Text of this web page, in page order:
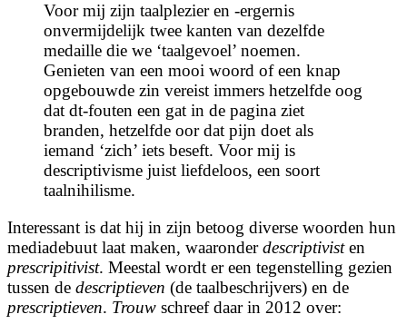
Voor mij zijn taalplezier en -ergernis
onvermijdelijk twee kanten van dezelfde
medaille die we ‘taalgevoel’ noemen.
Genieten van een mooi woord of een knap
opgebouwde zin vereist immers hetzelfde oog
dat dt-fouten een gat in de pagina ziet
branden, hetzelfde oor dat pijn doet als
iemand ‘zich’ iets beseft. Voor mij is
descriptivisme juist liefdeloos, een soort
taalnihilisme.
Interessant is dat hij in zijn betoog diverse woorden hun
mediadebuut laat maken, waaronderdescriptivisten
prescripitivist. Meestal wordt er een tegenstelling gezien
tussen de descriptieven (de taalbeschrijvers) en de
prescriptieven. Trouw schreef daar in 2012 over: